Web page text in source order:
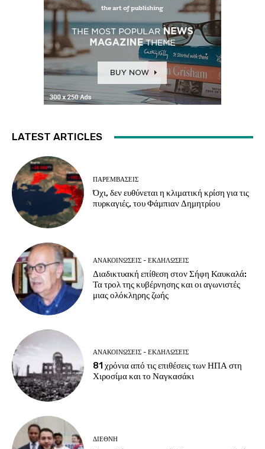
LATEST ARTICLES
ΠΑΡΕΜΒΑΣΕΙΣ
Όχι, δεν ευθύνεται η κλιματική κρίση για τις
πυρκαγιές, του Φάμπιαν Δημητρίου
ΑΝΑΚΟΙΝΩΣΕΙΣ - ΕΚΔΗΛΩΣΕΙΣ
Διαδικτυακή επίθεση στον Σήφη Καυκαλά:
Τα τρολ της κυβέρνησης και οι αγωνιστές
μιας ολόκληρης ζωής
ΑΝΑΚΟΙΝΩΣΕΙΣ - ΕΚΔΗΛΩΣΕΙΣ
81 χρόνια από τις επιθέσεις των ΗΠΑ στη
Χιροσίμα και το Ναγκασάκι
ΔΙΕΘΝΗ